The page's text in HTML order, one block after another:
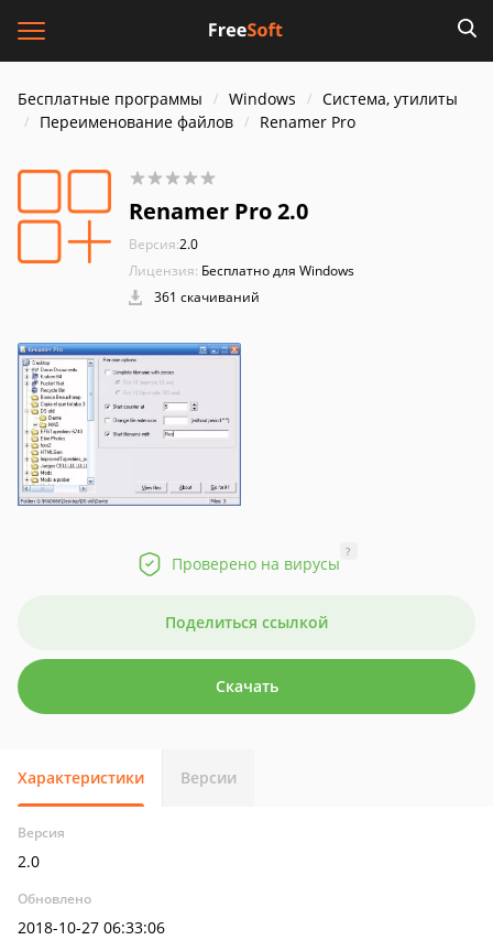
Бесплатные программы Windows
Система, утилиты
Переименование файлов
Renamer Pro
Renamer Pro 2.0
Версия:2.0
Лицензия: Бесплатно для Windows
361 скачиваний
Проверено на вирусы
?
Поделиться ссылкой
Скачать
Характеристики Версии
Версия
2.0
Обновлено
2018-10-27 06:33:06